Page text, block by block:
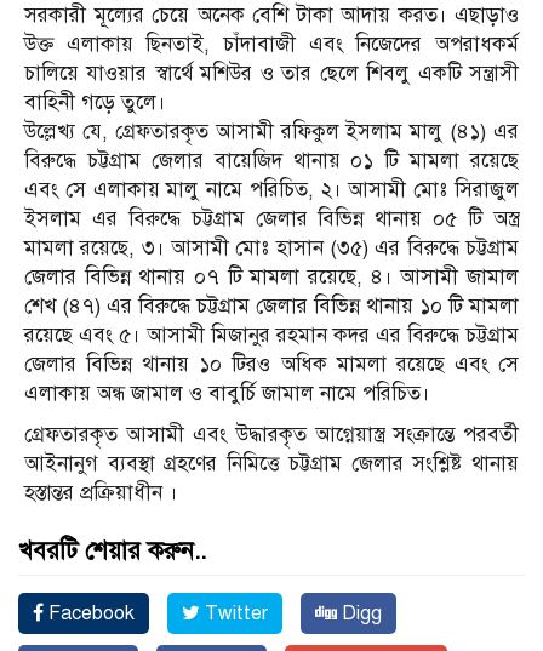
সরকারী মূল্যের চেয়ে অনেক বেশি টাকা আদায় করত। এছাড়াও
উক্ত এলাকায় ছিনতাই, চাঁদাবাজী এবং নিজেদের অপরাধকর্ম
চালিয়ে যাওয়ার স্বার্থে মশিউর ও তার ছেলে শিবলু একটি সন্ত্রাসী
বাহিনী গড়ে তুলে।
উল্লেখ্য যে, গ্রেফতারকৃত আসামী রফিকুল ইসলাম মালু (৪১) এর
বিরুদ্ধে চট্টগ্রাম জেলার বায়েজিদ থানায় ০১ টি মামলা রয়েছে
এবং সে এলাকায় মালু নামে পরিচিত, ২। আসামী মোঃ সিরাজুল
ইসলাম এর বিরুদ্ধে চট্টগ্রাম জেলার বিভিন্ন থানায় ০৫ টি অস্ত্র
মামলা রয়েছে, ৩। আসামী মোঃ হাসান (৩৫) এর বিরুদ্ধে চট্টগ্রাম
জেলার বিভিন্ন থানায় ০৭ টি মামলা রয়েছে, ৪। আসামী জামাল
শেখ (৪৭) এর বিরুদ্ধে চট্টগ্রাম জেলার বিভিন্ন থানায় ১০ টি মামলা
রয়েছে এবং ৫। আসামী মিজানুর রহমান কদর এর বিরুদ্ধে চট্টগ্রাম
জেলার বিভিন্ন থানায় ১০ টিরও অধিক মামলা রয়েছে এবং সে
এলাকায় অন্ধ জামাল ও বাবুর্চি জামাল নামে পরিচিত।
গ্রেফতারকৃত আসামী এবং উদ্ধারকৃত আগ্নেয়াস্ত্র সংক্রান্তে পরবর্তী
আইনানুগ ব্যবস্থা গ্রহণের নিমিত্তে চট্টগ্রাম জেলার সংশ্লিষ্ট থানায়
হস্তান্তর প্রক্রিয়াধীন ।
খবরটি শেয়ার করুন..
Facebook Twitter Digg